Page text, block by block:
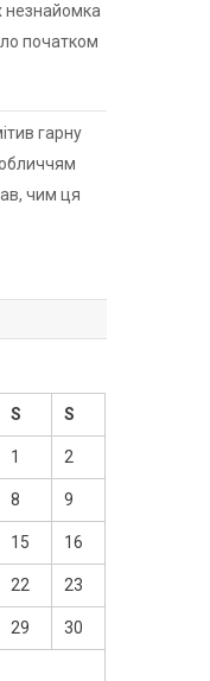
незнайомка
початком
гарну
чим ця
S S
1 2
8 9
15 16
22 23
29 30